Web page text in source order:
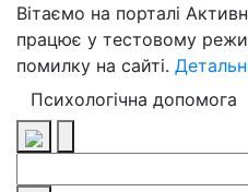
Вітаємо на порталі
працює у тестовому
помилку на сайті.
Психологічна допомога